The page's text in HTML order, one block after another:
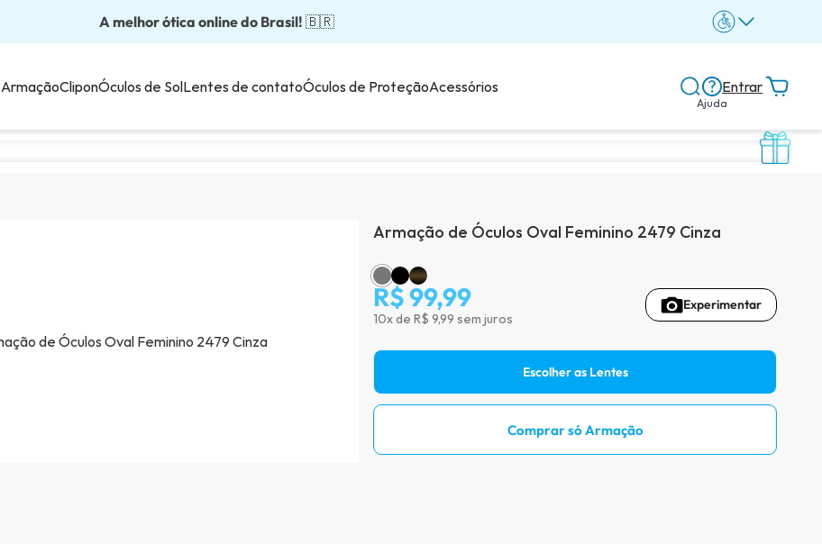
A melhor ótica online do Brasil! 🇧🇷
Óculos completos partir: R$199
Adquira em até 10x sem juros!💙
Enviamos para todo o Brasil!
Óculos de grau com preço justo!
ArmaçãoCliponÓculos de SolLentes de contatoÓculos de ProteçãoAcessórios
Ajuda
Entrar
Armação de Óculos Oval Feminino 2479 Cinza
R$ 99,99
10x de R$ 9,99 sem juros
Experimentar
Escolher as Lentes
Comprar só Armação